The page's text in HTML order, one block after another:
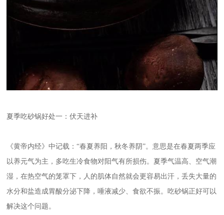
夏季吃砂锅好处一：伏天进补
《黄帝内经》中记载：“春夏养阳，秋冬养阴”。意思是在春夏两季应
以养元气为主，多吃生冷食物对阳气有所损伤。夏季气温高、空气潮
湿，在热空气的笼罩下，人的肌体自然就会更容易出汗，丢失大量的
水分和盐造成胃酸分泌下降，唾液减少、食欲不振。吃砂锅正好可以
解决这个问题。